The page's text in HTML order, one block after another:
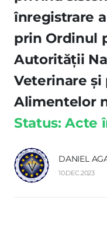
înregistrare
prin Ordinul
Autorităţii
Veterinare
Alimentelor
Status: Acte
DANIEL
10.DEC.2023